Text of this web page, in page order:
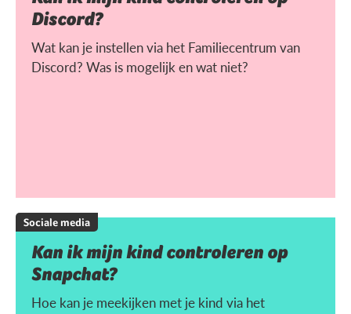
Discord?
Wat kan je instellen via het Familiecentrum van
Discord? Was is mogelijk en wat niet?
Sociale media
Kan ik mijn kind controleren op
Snapchat?
Hoe kan je meekijken met je kind via het